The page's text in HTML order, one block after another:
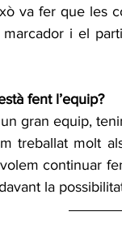
va fer que les
marcador i el
fent l’equip?
gran equip,
treballat molt
continuar
la